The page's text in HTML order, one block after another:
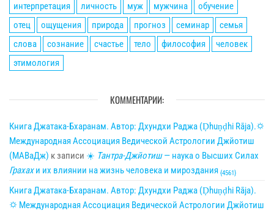
интерпретация
личность муж мужчина
обучение
отец
ощущения природа прогноз семинар
семья
слова
сознание счастье тело философия
человек
этимология
КОММЕНТАРИИ:
Книга Джатака-Бхаранам. Автор: Дхундхи Раджа (Ḍhuṇḍhi Rāja).🌣
Международная Ассоциация Ведической Астрологии Джйотиш
(МАВаДж) к записи ☀ Тантра-Джйотиш— наука о Высших Силах
Грахахи их влиянии на жизнь человека и мироздания {4561}
Книга Джатака-Бхаранам. Автор: Дхундхи Раджа (Ḍhuṇḍhi Rāja).
🌣 Международная Ассоциация Ведической Астрологии Джйотиш